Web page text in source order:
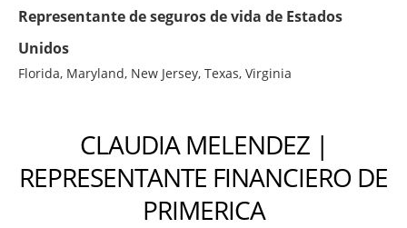
Representante de seguros de vida de Estados
Unidos
Florida, Maryland, New Jersey, Texas, Virginia
CLAUDIA MELENDEZ |
REPRESENTANTE FINANCIERO DE
PRIMERICA